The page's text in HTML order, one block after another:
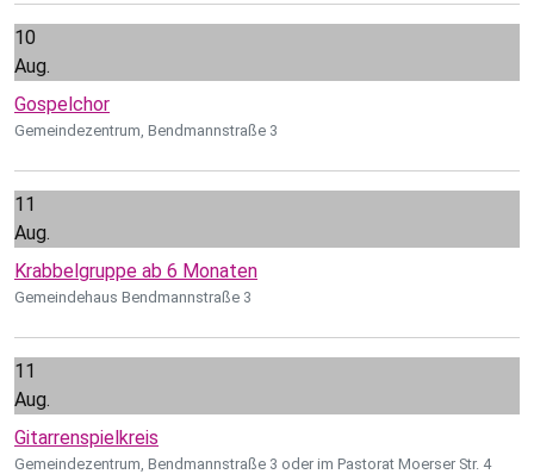
10
Aug.
Gospelchor
Gemeindezentrum, Bendmannstraße 3
11
Aug.
Krabbelgruppe ab 6 Monaten
Gemeindehaus Bendmannstraße 3
11
Aug.
Gitarrenspielkreis
Gemeindezentrum, Bendmannstraße 3 oder im Pastorat Moerser Str. 4